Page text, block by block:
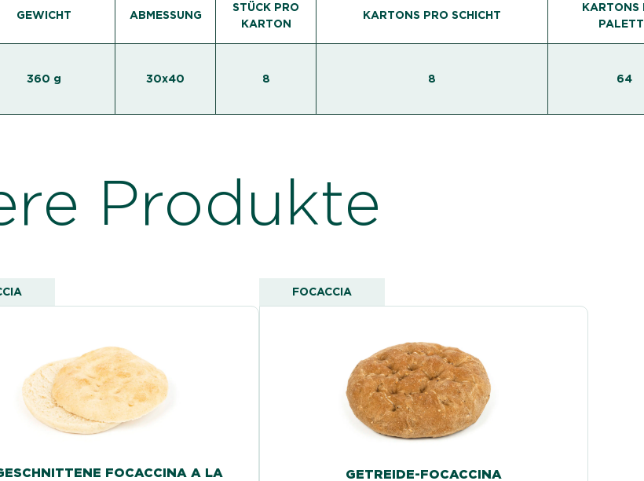
GEWICHT ABMESSUNG
STÜCK PRO
KARTON
KARTONS PRO SCHICHT
KARTONS
360 g 30x40 8 8 64
Produkte
FOCACCINA A LA
FOCACCIA
GETREIDE-FOCACCINA